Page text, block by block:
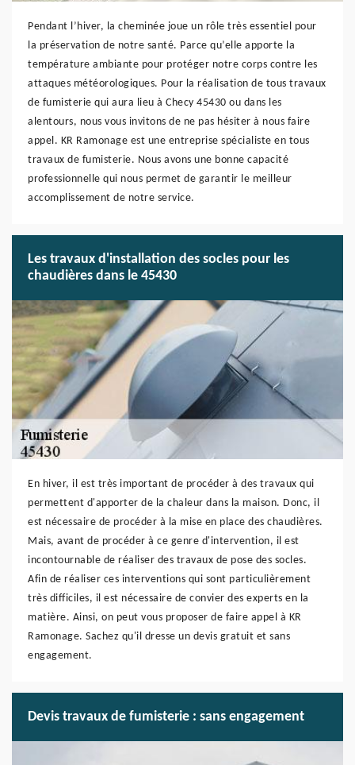
Pendant l’hiver, la cheminée joue un rôle très essentiel pour
la préservation de notre santé. Parce qu’elle apporte la
température ambiante pour protéger notre corps contre les
attaques météorologiques. Pour la réalisation de tous travaux
de fumisterie qui aura lieu à Checy 45430 ou dans les
alentours, nous vous invitons de ne pas hésiter à nous faire
appel. KR Ramonage est une entreprise spécialiste en tous
travaux de fumisterie. Nous avons une bonne capacité
professionnelle qui nous permet de garantir le meilleur
accomplissement de notre service.
Les travaux d'installation des socles pour les
chaudières dans le 45430
En hiver, il est très important de procéder à des travaux qui
permettent d'apporter de la chaleur dans la maison. Donc, il
est nécessaire de procéder à la mise en place des chaudières.
Mais, avant de procéder à ce genre d'intervention, il est
incontournable de réaliser des travaux de pose des socles.
Afin de réaliser ces interventions qui sont particulièrement
très difficiles, il est nécessaire de convier des experts en la
matière. Ainsi, on peut vous proposer de faire appel à KR
Ramonage. Sachez qu'il dresse un devis gratuit et sans
engagement.
Devis travaux de fumisterie : sans engagement